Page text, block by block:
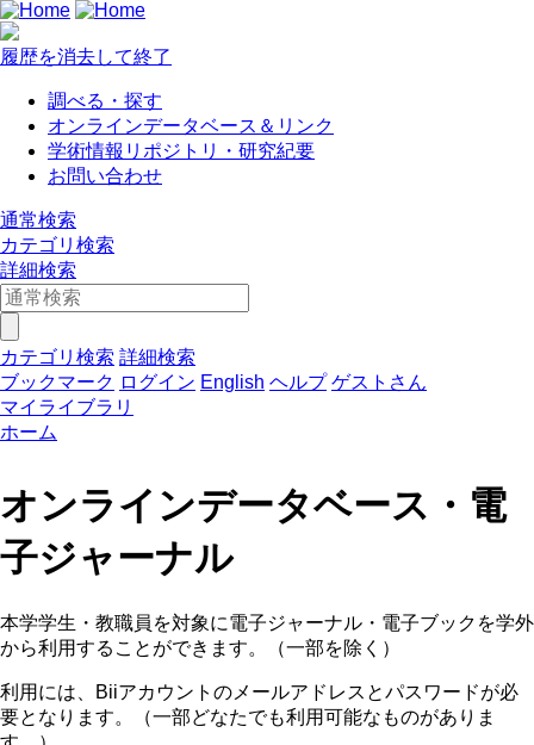
履歴を消去して終了
調べる・探す
オンラインデータベース＆リンク
学術情報リポジトリ・研究紀要
お問い合わせ
通常検索
カテゴリ検索
詳細検索
カテゴリ検索 詳細検索
ブックマーク ログイン English ヘルプ ゲストさん
マイライブラリ
ホーム
オンラインデータベース・電
子ジャーナル
本学学生・教職員を対象に電子ジャーナル・電子ブックを学外
から利用することができます。（一部を除く）
利用には、Biiアカウントのメールアドレスとパスワードが必
要となります。（一部どなたでも利用可能なものがありま